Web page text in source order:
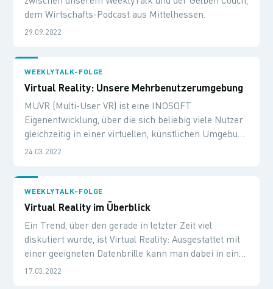
dem Wirtschafts-Podcast aus Mittelhessen.
29.09.2022
WEEKLYTALK-FOLGE
Virtual Reality: Unsere Mehrbenutzerumgebung
MUVR (Multi-User VR) ist eine INOSOFT
Eigenentwicklung, über die sich beliebig viele Nutzer
gleichzeitig in einer virtuellen, künstlichen Umgebung
bewegen und audiovisuell interagieren können. Wir
einiger industrieller Anwendungsfälle - wie alles
funktioniert.
24.03.2022
WEEKLYTALK-FOLGE
Virtual Reality im Überblick
Ein Trend, über den gerade in letzter Zeit viel
diskutiert wurde, ist Virtual Reality: Ausgestattet mit
einer geeigneten Datenbrille kann man dabei in eine
virtuelle Welt eintauchen und künstliche Objekte,
17.03.2022